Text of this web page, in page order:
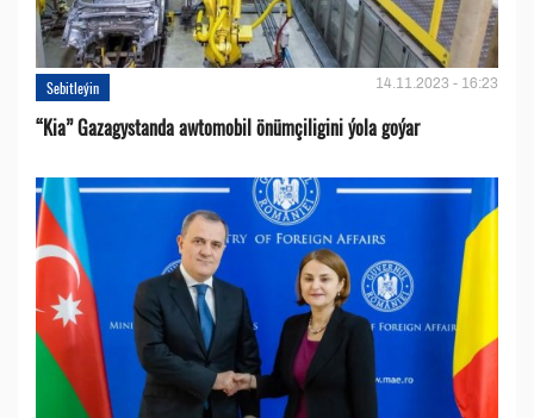
Sebitleýin 14.11.2023 - 16:23
“Kia” Gazagystanda awtomobil önümçiligini ýola goýar